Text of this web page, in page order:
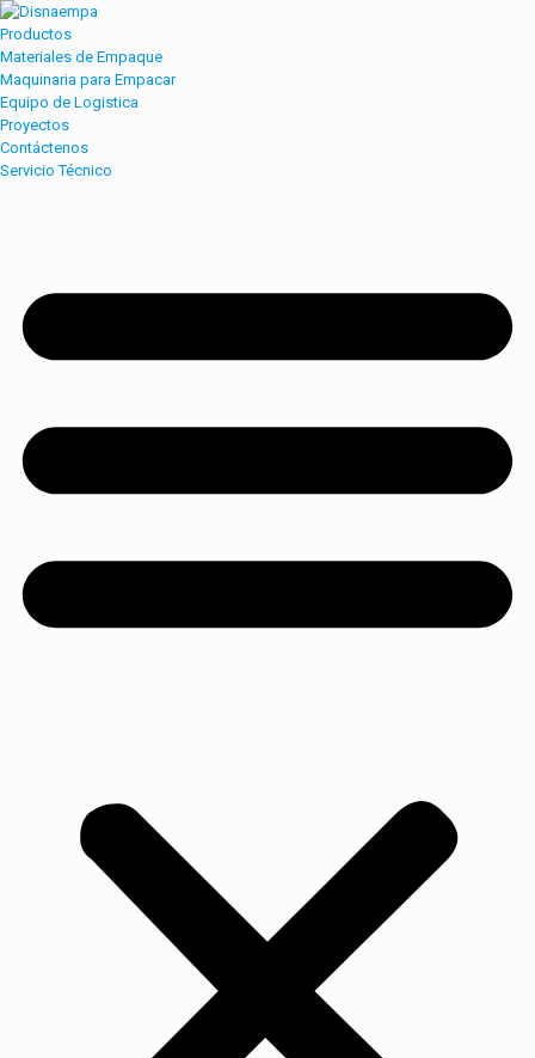
Productos
Materiales de Empaque
Maquinaria para Empacar
Equipo de Logistica
Proyectos
Contáctenos
Servicio Técnico